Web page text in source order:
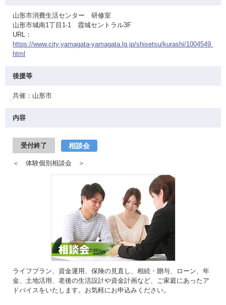
山形市消費生活センター 研修室
山形市城南1丁目1-1 霞城セントラル3F
URL：
https://www.city.yamagata-yamagata.lg.jp/shisetsu/kurashi/1004549.
html
後援等
共催：山形市
内容
受付終了 相談会
＜ 体験個別相談会 ＞
ライフプラン、資金運用、保険の見直し、相続・贈与、ローン、年
金、土地活用、老後の生活設計や資金計画など、ご家庭にあったア
ドバイスをいたします。お気軽にお申込みください。